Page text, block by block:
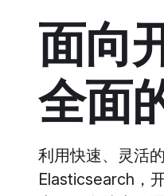
面向
全面
利用快速、灵活
Elasticsearch，